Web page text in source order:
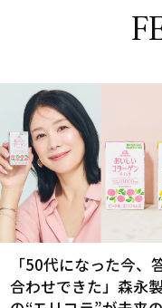
「50代になった今、
合わせできた」森永